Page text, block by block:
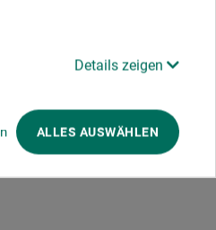
Details zeigen
ALLES AUSWÄHLEN
bei Royal Talens.
in Social Media Strategy
FHNW. Internationale
Katja van Strijk